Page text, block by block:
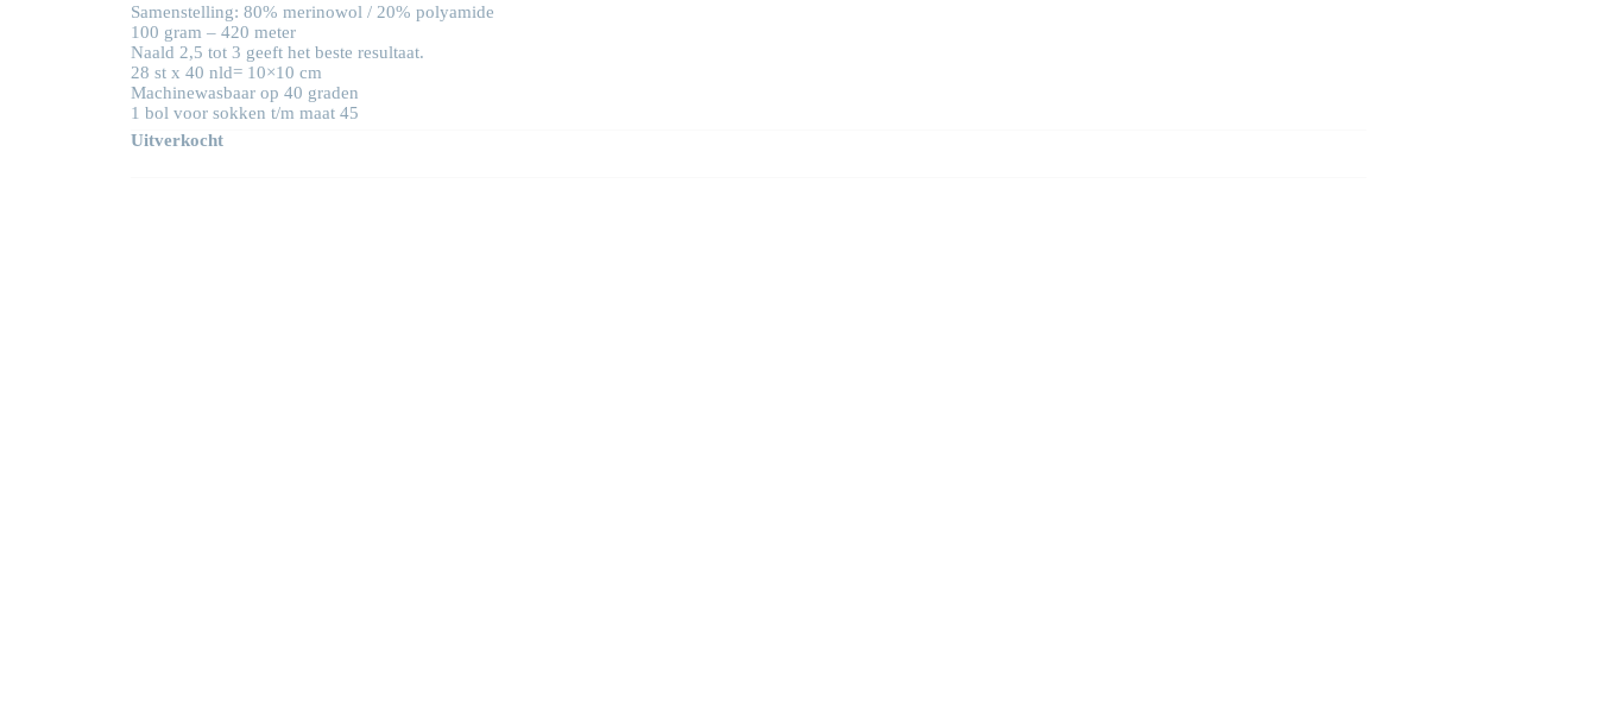
Samenstelling: 80% merinowol / 20% polyamide
100 gram – 420 meter
Naald 2,5 tot 3 geeft het beste resultaat.
28 st x 40 nld= 10×10 cm
Machinewasbaar op 40 graden
1 bol voor sokken t/m maat 45
Uitverkocht